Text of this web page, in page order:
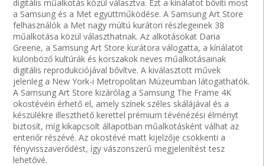
digitális műalkotás közül választva. Ezt a kínálatot bővíti most
a Samsung és a Met együttműködése. A Samsung Art Store
felhasználók a Met nagy múltú kurátori részlegeinek 38
műalkotása közül választhatnak. Az alkotásokat Daria
Greene, a Samsung Art Store kurátora válogatta, a kínálatot
különböző kultúrák és korszakok neves műalkotásainak
digitális reprodukciójával bővítve. A kiválasztott művek
jelenleg a New York-i Metropolitan Múzeumban látogathatók.
A Samsung Art Store kizárólag a Samsung The Frame 4K
okostévéin érhető el, amely színek széles skálájával és a
készülékre illeszthető kerettel prémium tévénézési élményt
biztosít, míg kikapcsolt állapotban műalkotásként válhat az
enteriőr részévé. Az okostévé matt kijelzője csökkenti a
fényvisszaverődést, így vászonszerű megjelenítést tesz
lehetővé.